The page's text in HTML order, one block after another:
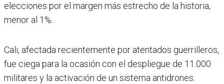
elecciones por el margen más estrecho de la historia,
menor al 1%.
Cali, afectada recientemente por atentados guerrilleros,
fue ciega para la ocasión con el despliegue de 11.000
militares y la activación de un sistema antidrones.